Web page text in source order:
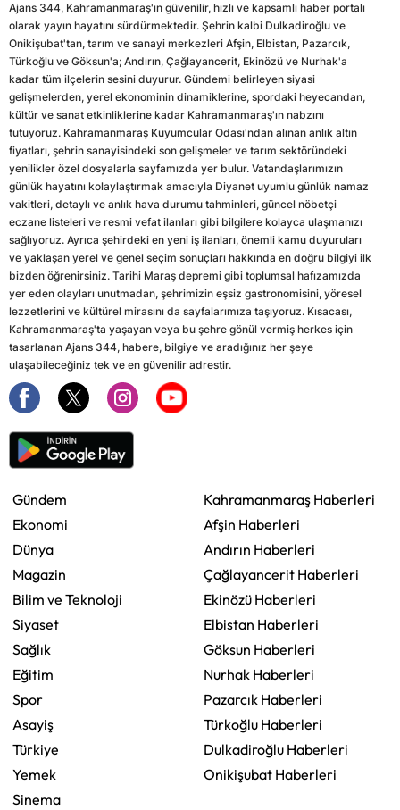
Ajans 344, Kahramanmaraş'ın güvenilir, hızlı ve kapsamlı haber portalı
olarak yayın hayatını sürdürmektedir. Şehrin kalbi Dulkadiroğlu ve
Onikişubat'tan, tarım ve sanayi merkezleri Afşin, Elbistan, Pazarcık,
Türkoğlu ve Göksun'a; Andırın, Çağlayancerit, Ekinözü ve Nurhak'a
kadar tüm ilçelerin sesini duyurur. Gündemi belirleyen siyasi
gelişmelerden, yerel ekonominin dinamiklerine, spordaki heyecandan,
kültür ve sanat etkinliklerine kadar Kahramanmaraş'ın nabzını
tutuyoruz. Kahramanmaraş Kuyumcular Odası'ndan alınan anlık altın
fiyatları, şehrin sanayisindeki son gelişmeler ve tarım sektöründeki
yenilikler özel dosyalarla sayfamızda yer bulur. Vatandaşlarımızın
günlük hayatını kolaylaştırmak amacıyla Diyanet uyumlu günlük namaz
vakitleri, detaylı ve anlık hava durumu tahminleri, güncel nöbetçi
eczane listeleri ve resmi vefat ilanları gibi bilgilere kolayca ulaşmanızı
sağlıyoruz. Ayrıca şehirdeki en yeni iş ilanları, önemli kamu duyuruları
ve yaklaşan yerel ve genel seçim sonuçları hakkında en doğru bilgiyi ilk
bizden öğrenirsiniz. Tarihi Maraş depremi gibi toplumsal hafızamızda
yer eden olayları unutmadan, şehrimizin eşsiz gastronomisini, yöresel
lezzetlerini ve kültürel mirasını da sayfalarımıza taşıyoruz. Kısacası,
Kahramanmaraş'ta yaşayan veya bu şehre gönül vermiş herkes için
tasarlanan Ajans 344, habere, bilgiye ve aradığınız her şeye
ulaşabileceğiniz tek ve en güvenilir adrestir.
Gündem
Ekonomi
Dünya
Magazin
Bilim ve Teknoloji
Siyaset
Sağlık
Eğitim
Spor
Asayiş
Türkiye
Yemek
Sinema
Kahramanmaraş Haberleri
Afşin Haberleri
Andırın Haberleri
Çağlayancerit Haberleri
Ekinözü Haberleri
Elbistan Haberleri
Göksun Haberleri
Nurhak Haberleri
Pazarcık Haberleri
Türkoğlu Haberleri
Dulkadiroğlu Haberleri
Onikişubat Haberleri